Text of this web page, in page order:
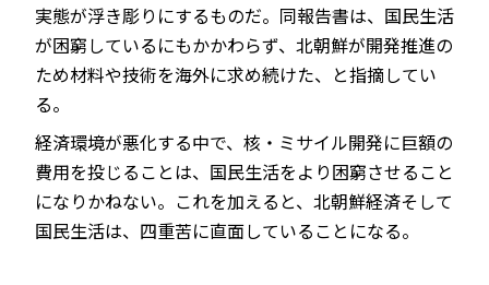
実態が浮き彫りにするものだ。同報告書は、国民生活
が困窮しているにもかかわらず、北朝鮮が開発推進の
ため材料や技術を海外に求め続けた、と指摘してい
る。
経済環境が悪化する中で、核・ミサイル開発に巨額の
費用を投じることは、国民生活をより困窮させること
になりかねない。これを加えると、北朝鮮経済そして
国民生活は、四重苦に直面していることになる。